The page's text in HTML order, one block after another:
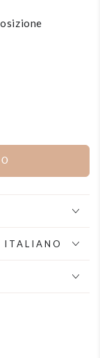
ITALIANO